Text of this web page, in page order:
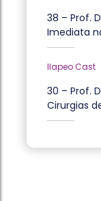
38 – Prof.
Imediata
Ilapeo Cast
30 – Prof.
Cirurgias